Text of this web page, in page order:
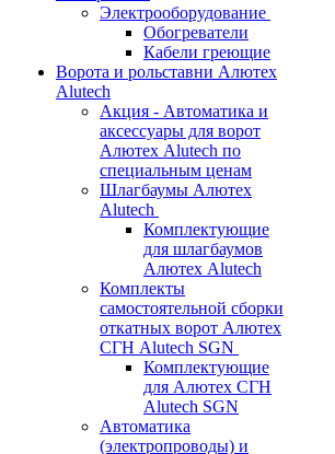
Электрооборудование
Обогреватели
Кабели греющие
Ворота и рольставни Алютех
Alutech
Акция - Автоматика и
аксессуары для ворот
Алютех Alutech по
специальным ценам
Шлагбаумы Алютех
Alutech
Комплектующие
для шлагбаумов
Алютех Alutech
Комплекты
самостоятельной сборки
откатных ворот Алютех
СГН Alutech SGN
Комплектующие
для Алютех СГН
Alutech SGN
Автоматика
(электропроводы) и